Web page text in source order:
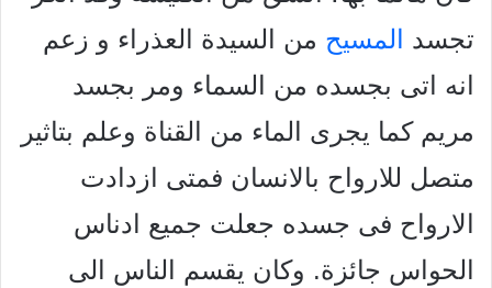
تجسد
المسيح من السيدة العذراء و زعم
انه اتى بجسده من السماء ومر بجسد
مريم كما يجرى الماء من القناة وعلم بتاثير
متصل للارواح بالانسان فمتى ازدادت
الارواح فى جسده جعلت جميع ادناس
الحواس جائزة. وكان يقسم الناس الى